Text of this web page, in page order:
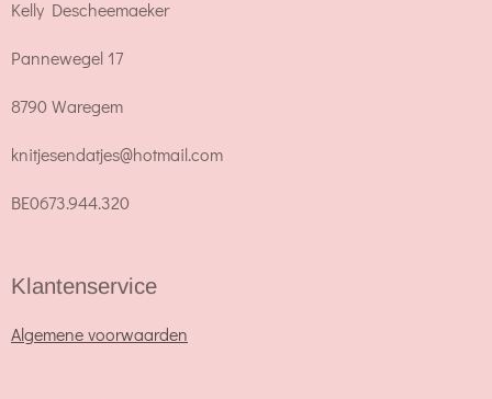
Kelly Descheemaeker
Pannewegel 17
8790 Waregem
knitjesendatjes@hotmail.com
BE0673.944.320
Klantenservice
Algemene voorwaarden